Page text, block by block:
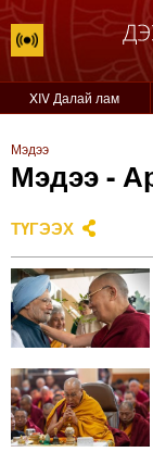
XIV Далай лам
Мэдээ
Мэдээ -
ТҮГЭЭХ